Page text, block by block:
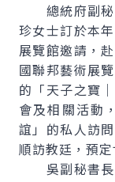
總統府副秘
珍女士訂於本
展覽館邀請，
國聯邦藝術展
的「天子之寶
會及相關活動
誼」的私人訪
順訪教廷，預
吳副秘書長